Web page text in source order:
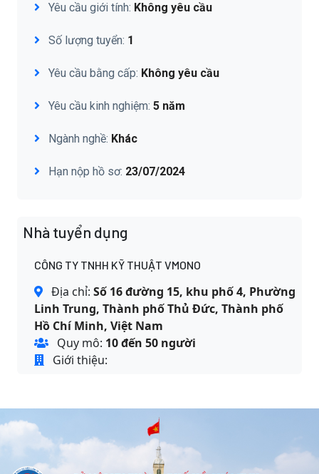
Yêu cầu giới tính: Không yêu cầu
Số lượng tuyển: 1
Yêu cầu bằng cấp: Không yêu cầu
Yêu cầu kinh nghiệm: 5 năm
Ngành nghề: Khác
Hạn nộp hồ sơ: 23/07/2024
Nhà tuyển dụng
CÔNG TY TNHH KỸ THUẬT VMONO
Địa chỉ: Số 16 đường 15, khu phố 4, Phường
Linh Trung, Thành phố Thủ Đức, Thành phố
Hồ Chí Minh, Việt Nam
Quy mô: 10 đến 50 người
Giới thiệu: